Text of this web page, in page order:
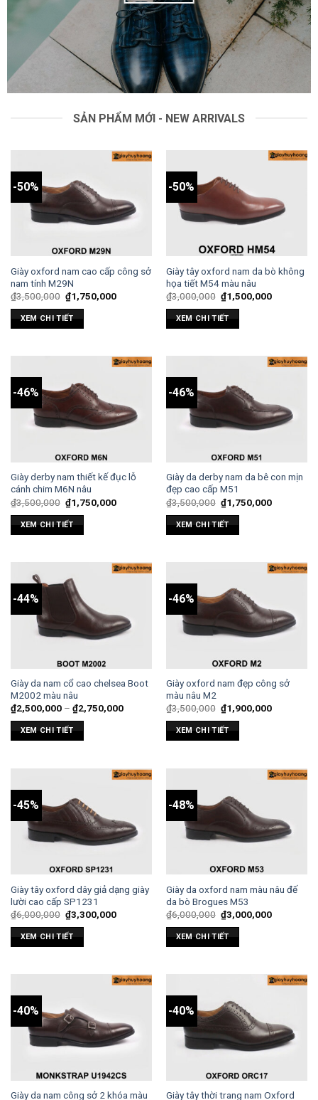
SẢN PHẨM MỚI - NEW ARRIVALS
-50%
Giày oxford nam cao cấp công sở
nam tính M29N
₫3,500,000 ₫1,750,000
XEM CHI TIẾT
-50%
Giày tây oxford nam da bò không
họa tiết M54 màu nâu
₫3,000,000 ₫1,500,000
XEM CHI TIẾT
-46%
Giày derby nam thiết kế đục lỗ
cánh chim M6N nâu
₫3,500,000 ₫1,750,000
XEM CHI TIẾT
-46%
Giày da derby nam da bê con mịn
đẹp cao cấp M51
₫3,500,000 ₫1,750,000
XEM CHI TIẾT
-44%
Giày da nam cổ cao chelsea Boot
M2002 màu nâu
₫2,500,000– ₫2,750,000
XEM CHI TIẾT
-46%
Giày oxford nam đẹp công sở
màu nâu M2
₫3,500,000 ₫1,900,000
XEM CHI TIẾT
-45%
Giày tây oxford dây giả dạng giày
lười cao cấp SP1231
₫6,000,000 ₫3,300,000
XEM CHI TIẾT
-48%
Giày da oxford nam màu nâu đế
da bò Brogues M53
₫6,000,000 ₫3,000,000
XEM CHI TIẾT
-40%
Giày da nam công sở 2 khóa màu
-40%
Giày tây thời trang nam Oxford